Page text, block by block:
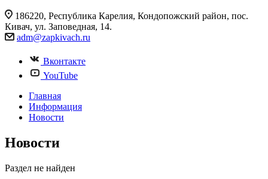
186220, Республика Карелия, Кондопожский район, пос.
Кивач, ул. Заповедная, 14.
adm@zapkivach.ru
Вконтакте
YouTube
Главная
Информация
Новости
Новости
Раздел не найден